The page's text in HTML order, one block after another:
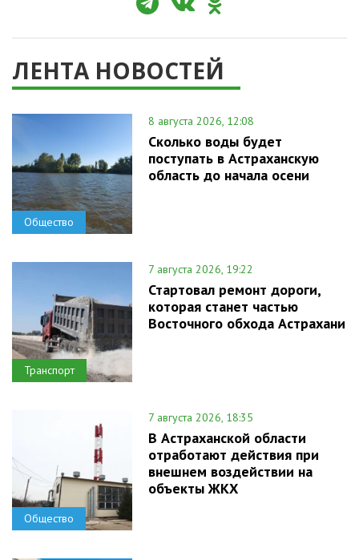
ЛЕНТА НОВОСТЕЙ
Общество
8 августа 2026, 12:08
Сколько воды будет
поступать в Астраханскую
область до начала осени
Транспорт
7 августа 2026, 19:22
Стартовал ремонт дороги,
которая станет частью
Восточного обхода Астрахани
Общество
7 августа 2026, 18:35
В Астраханской области
отработают действия при
внешнем воздействии на
объекты ЖКХ